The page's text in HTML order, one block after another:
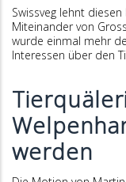
Swissveg lehnt
Miteinander von
wurde einmal mehr
Interessen über den
werden